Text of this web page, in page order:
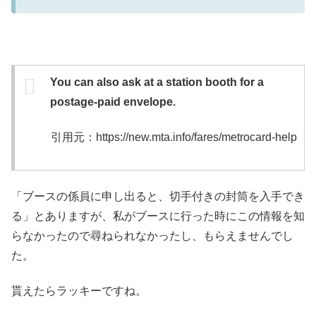
You can also ask at a station booth for a
postage-paid envelope.
引用元：https://new.mta.info/fares/metrocard-help
「ブースの係員に申し出ると、切手付きの封筒を入手でき
る」とありますが、私がブースに行った時にこの情報を知
らなかったので尋ねられなかったし、もらえませんでし
た。
貰えたらラッキーですね。